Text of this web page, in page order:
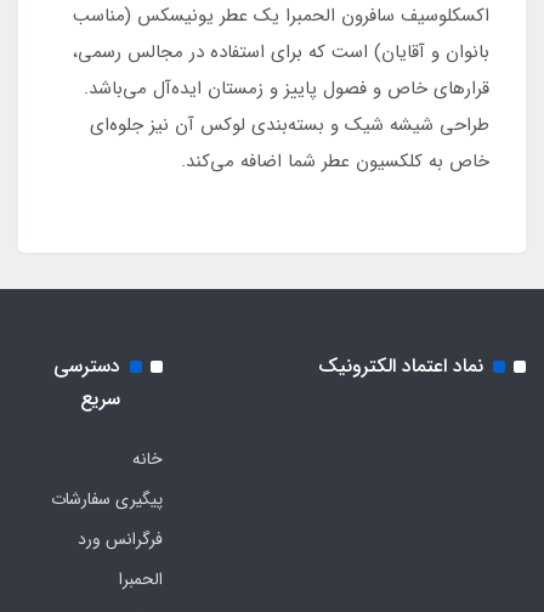
اکسکلوسیف سافرون الحمبرا یک عطر یونیسکس (مناسب
بانوان و آقایان) است که برای استفاده در مجالس رسمی،
قرارهای خاص و فصول پاییز و زمستان ایده‌آل می‌باشد.
طراحی شیشه شیک و بسته‌بندی لوکس آن نیز جلوه‌ای
خاص به کلکسیون عطر شما اضافه می‌کند.
نماد اعتماد الکترونیک
دسترسی
سریع
خانه
پیگیری سفارشات
فرگرانس ورد
الحمبرا